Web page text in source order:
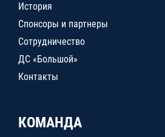
История
Спонсоры и партнеры
Сотрудничество
ДС «Большой»
Контакты
КОМАНДА